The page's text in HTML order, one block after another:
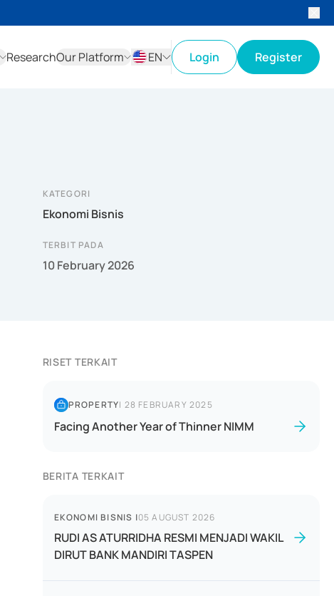
ResearchOur Platform
EN
Login Register
KATEGORI
Ekonomi Bisnis
TERBIT PADA
10 February 2026
RISET TERKAIT
PROPERTY| 28 FEBRUARY 2025
Facing Another Year of Thinner NIMM
BERITA TERKAIT
EKONOMI BISNIS |05 AUGUST 2026
RUDI AS ATURRIDHA RESMI MENJADI WAKIL
DIRUT BANK MANDIRI TASPEN